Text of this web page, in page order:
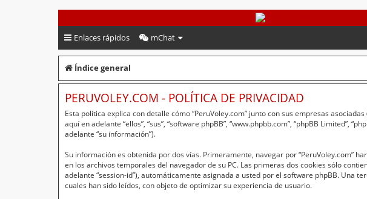
PeruVoley.com
Enlaces rápidos mChat
Índice general
PERUVOLEY.COM - POLÍTICA DE PRIVACIDAD
Esta política explica con detalle cómo “PeruVoley.com” junto con sus empresas
aquí en adelante “ellos”, “sus”, “software phpBB”, “www.phpbb.com”, “phpBB
adelante “su información”).
Su información es obtenida por dos vías. Primeramente, navegar por “PeruVoley.com”
en los archivos temporales del navegador de su PC. Las primeras dos cookies sólo
adelante “session-id”), automáticamente asignada a usted por el software phpBB. Una
cuales han sido leídos, con objeto de optimizar su experiencia de usuario.